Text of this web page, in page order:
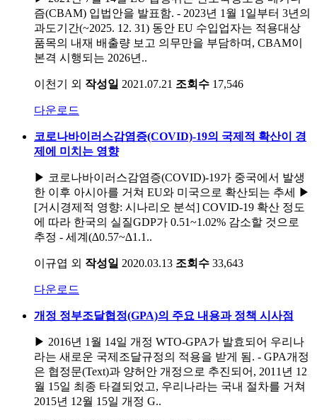
즘(CBAM) 입법안을 발표함. - 2023년 1월 1일부터 3년의
과도기간(~2025. 12. 31) 동안 EU 수입업자는 적용대상
품목의 내재 배출량 보고 의무만을 부담하며, CBAM이
본격 시행되는 2026년..
이천기 외 작성일 2021.07.21 조회수 17,546
다운로드
코로나바이러스감염증(COVID)-19의 국제적 확산이 경
제에 미치는 영향
▶ 코로나바이러스감염증(COVID)-19가 중국에서 발생
한 이후 아시아를 거쳐 EU와 미국으로 확산되는 추세 ▶
[거시경제적 영향: 시나리오 분석] COVID-19 확산 정도
에 따라 한국의 실질GDP가 0.51~1.02% 감소할 것으로
추정 - 세계(∆0.57~∆1.1..
이규엽 외 작성일 2020.03.13 조회수 33,643
다운로드
개정 정부조달협정(GPA)의 주요 내용과 정책 시사점
▶ 2016년 1월 14일 개정 WTO-GPA가 발효되어 우리나
라는 새로운 국제조달규정의 적용을 받게 됨. - GPA개정
은 협정문(Text)과 양허안 개정으로 추진되어, 2011년 12
월 15일 최종 타결되었고, 우리나라는 국내 절차를 거쳐
2015년 12월 15일 개정 G..